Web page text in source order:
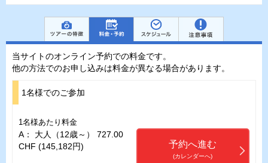
当サイトのオンライン予約での料金です。
他の方法でのお申し込みは料金が異なる場合があります。
1名様でのご参加
1名様あたり料金
A： 大人（12歳～） 727.00
CHF (145,182円)
予約へ進む
(カレンダーへ)